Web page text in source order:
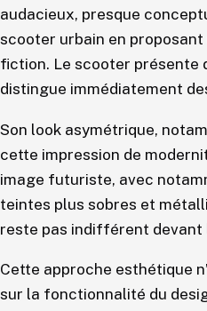
audacieux, presque
scooter urbain en
fiction. Le scooter présente
distingue immédiatement
Son look asymétrique,
cette impression de
image futuriste, avec
teintes plus sobres et
reste pas indifférent devant
Cette approche esthétique
sur la fonctionnalité du